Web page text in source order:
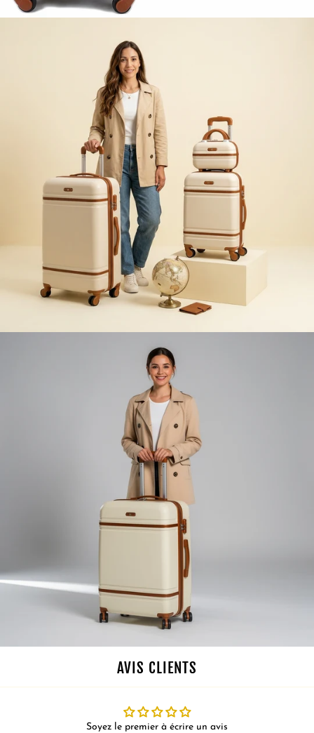
AVIS CLIENTS
Soyez le premier à écrire un avis